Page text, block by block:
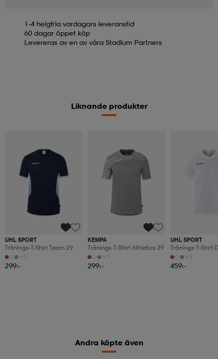
1-4 helgfria vardagars leveranstid
60 dagar öppet köp
Levereras av en av våra Stadium Partners
Liknande produkter
UHL SPORT
Tränings-T-Shirt Team 29
+5
299:-
KEMPA
Tränings-T-Shirt Athletics 29
+5
299:-
UHL SPORT
Tränings-T-Shirt
+2
459:-
Andra köpte även